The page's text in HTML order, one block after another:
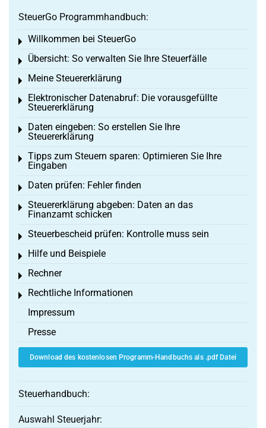
SteuerGo Programmhandbuch:
Willkommen bei SteuerGo
Toggle menu
Übersicht: So verwalten Sie Ihre Steuerfälle
Toggle menu
Meine Steuererklärung
Toggle menu
Elektronischer Datenabruf: Die vorausgefüllte
Steuererklärung
Toggle menu
Daten eingeben: So erstellen Sie Ihre
Steuererklärung
Toggle menu
Tipps zum Steuern sparen: Optimieren Sie Ihre
Eingaben
Toggle menu
Daten prüfen: Fehler finden
Toggle menu
Steuererklärung abgeben: Daten an das
Finanzamt schicken
Toggle menu
Steuerbescheid prüfen: Kontrolle muss sein
Toggle menu
Hilfe und Beispiele
Toggle menu
Rechner
Toggle menu
Rechtliche Informationen
Toggle menu
Impressum
Presse
Download des kostenlosen Programm-Handbuchs als .pdf Datei
Steuerhandbuch:
Auswahl Steuerjahr: